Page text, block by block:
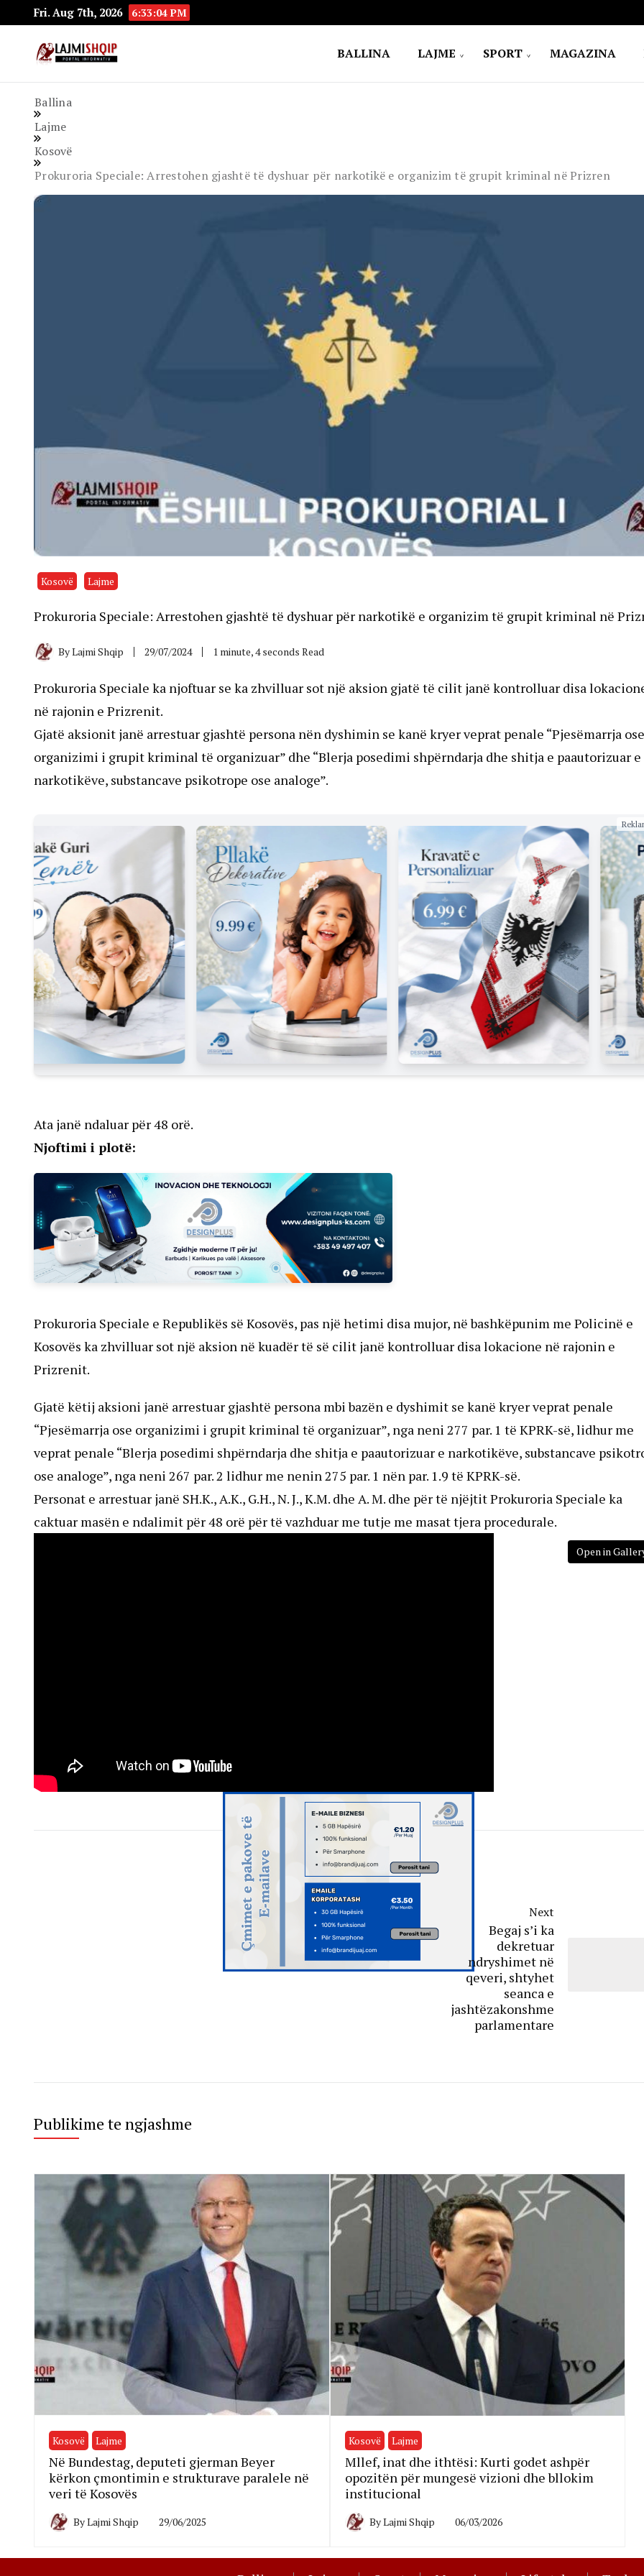
Fri. Aug 7th, 2026 6:33:05 PM
BALLINA LAJME SPORT MAGAZINA
Ballina
Lajme
Kosovë
Prokuroria Speciale: Arrestohen gjashtë të dyshuar për narkotikë e organizim të grupit kriminal në Prizren
Kosovë Lajme
Prokuroria Speciale: Arrestohen gjashtë të dyshuar për narkotikë e organizim të grupit kriminal në
ByLajmi Shqip 29/07/2024 1 minute, 4 seconds Read
Prokuroria Speciale ka njoftuar se ka zhvilluar sot një aksion gjatë të cilit janë kontrolluar disa
në rajonin e Prizrenit.
Gjatë aksionit janë arrestuar gjashtë persona nën dyshimin se kanë kryer veprat penale “Pjesëmarrja ose
organizimi i grupit kriminal të organizuar” dhe “Blerja posedimi shpërndarja dhe shitja e paautorizuar e
narkotikëve, substancave psikotrope ose analoge”.
Ata janë ndaluar për 48 orë.
Njoftimi i plotë:
Prokuroria Speciale e Republikës së Kosovës, pas një hetimi disa mujor, në bashkëpunim me Policinë e
Kosovës ka zhvilluar sot një aksion në kuadër të së cilit janë kontrolluar disa lokacione në rajonin e
Prizrenit.
Gjatë këtij aksioni janë arrestuar gjashtë persona mbi bazën e dyshimit se kanë kryer veprat penale
“Pjesëmarrja ose organizimi i grupit kriminal të organizuar”, nga neni 277 par. 1 të KPRK-së, lidhur me
veprat penale “Blerja posedimi shpërndarja dhe shitja e paautorizuar e narkotikëve, substancave
ose analoge”, nga neni 267 par. 2 lidhur me nenin 275 par. 1 nën par. 1.9 të KPRK-së.
Personat e arrestuar janë SH.K., A.K., G.H., N. J., K.M. dhe A. M. dhe për të njëjtit Prokuroria Speciale ka
caktuar masën e ndalimit për 48 orë për të vazhduar me tutje me masat tjera procedurale.
Open in
Next
Begaj s’i ka
dekretuar
ndryshimet në
qeveri, shtyhet
seanca e
jashtëzakonshme
parlamentare
Publikime te ngjashme
Kosovë Lajme
Në Bundestag, deputeti gjerman Beyer
kërkon çmontimin e strukturave paralele në
veri të Kosovës
ByLajmi Shqip 29/06/2025
Kosovë Lajme
Mllef, inat dhe ithtësi: Kurti godet ashpër
opozitën për mungesë vizioni dhe bllokim
institucional
ByLajmi Shqip 06/03/2026